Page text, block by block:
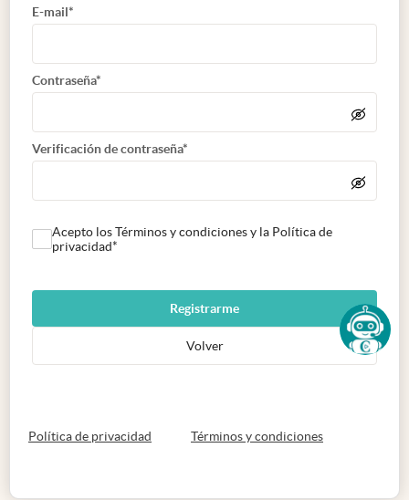
E-mail*
Contraseña*
Verificación de contraseña*
Acepto los Términos y condiciones y la Política de
privacidad*
Registrarme
Volver
Política de privacidad abre en nueva pestaña
Términos y condicionesabre en nueva